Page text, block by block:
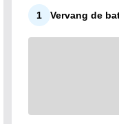
1 Vervang de